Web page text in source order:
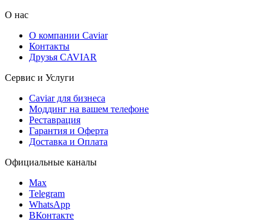
О нас
О компании Caviar
Контакты
Друзья CAVIAR
Сервис и Услуги
Caviar для бизнеса
Моддинг на вашем телефоне
Реставрация
Гарантия и Оферта
Доставка и Оплата
Официальные каналы
Max
Telegram
WhatsApp
ВКонтакте